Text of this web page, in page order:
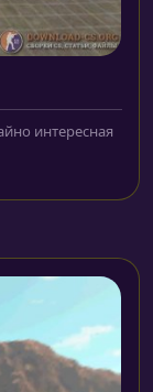
интересная